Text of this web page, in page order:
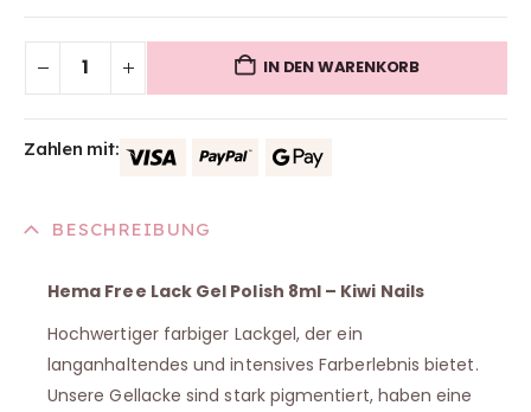
IN DEN WARENKORB
Zahlen mit:
BESCHREIBUNG
Hema Free Lack Gel Polish 8ml – Kiwi Nails
Hochwertiger farbiger Lackgel, der ein
langanhaltendes und intensives Farberlebnis bietet.
Unsere Gellacke sind stark pigmentiert, haben eine